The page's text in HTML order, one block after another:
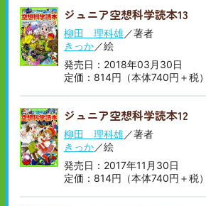
ジュニア空想科学読本13
柳田 理科雄／著者
きっか／絵
発売日：2018年03月30日
定価：814円（本体740円＋税）
ジュニア空想科学読本12
柳田 理科雄／著者
きっか／絵
発売日：2017年11月30日
定価：814円（本体740円＋税）